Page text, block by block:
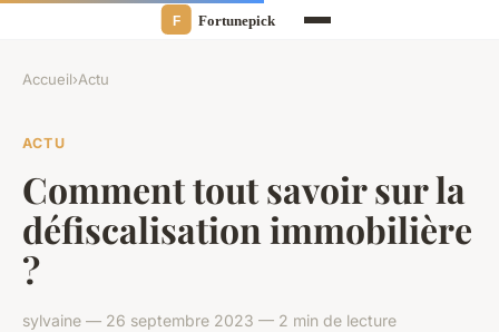
Accueil›Actu
ACTU
Comment tout savoir sur la
défiscalisation immobilière
?
sylvaine — 26 septembre 2023 — 2 min de lecture